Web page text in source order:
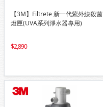
【3M】Filtrete 新一代紫外線殺菌
燈匣(UVA系列淨水器專用)
2,890